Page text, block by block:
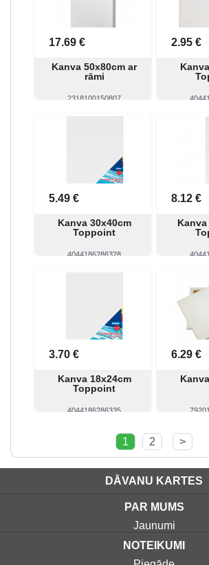
17.69 €
Kanva 50x80cm ar
rāmi
2318100150807
Pirkt
2.95 €
Skatīt
5.49 €
Kanva 30x40cm
Toppoint
4044186286328
Pirkt
8.12 €
Kanva
3.70 €
Kanva 18x24cm
Toppoint
4044186286335
Pirkt
6.29 €
Skatīt
1 2 >
DĀVANU KARTES
PAR MUMS
Jaunumi
NOTEIKUMI